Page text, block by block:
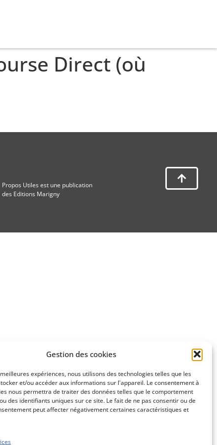
Gestion des cookies
expériences, nous utilisons des technologies telles que les
et/ou accéder aux informations sur l'appareil. Le consentement à
nous permettra de traiter des données telles que le comportement
des identifiants uniques sur ce site. Le fait de ne pas consentir ou de
peut affecter négativement certaines caractéristiques et
Direct (où
Propos Utiles est une publication
des Editions Marigny